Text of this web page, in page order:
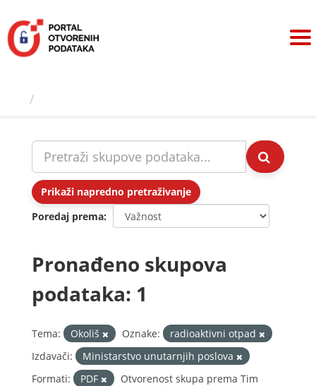
sadržaj
Prikaži napredno pretraživanje
Poredaj prema
Pronađeno skupova
podataka: 1
Tema: Okoliš Oznake:
radioaktivni otpad
Izdavači:
Ministarstvo unutarnjih poslova
Formati:
PDF
Otvorenost skupa prema Tim